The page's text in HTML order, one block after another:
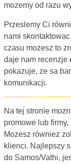
mozemy od razu
Przeslemy Ci
nami
czasu mozesz to
daje nam recenzje
pokazuje, ze sa
komunikacji.
Na tej stronie
promowe lub
Mozesz równiez
klienci. Najlepszy
do Samos/Vathi,